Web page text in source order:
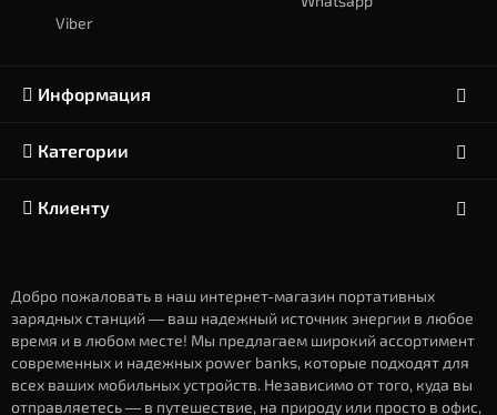
Viber
Информация
Категории
Клиенту
Добро пожаловать в наш интернет-магазин портативных
зарядных станций — ваш надежный источник энергии в любое
время и в любом месте! Мы предлагаем широкий ассортимент
современных и надежных power banks, которые подходят для
всех ваших мобильных устройств. Независимо от того, куда вы
отправляетесь — в путешествие, на природу или просто в офис,